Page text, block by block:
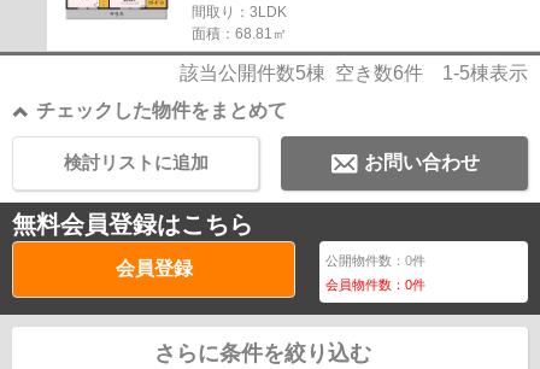
間取り：3LDK
面積：68.81㎡
該当公開件数5棟 空き数6件 1-5棟表示
チェックした物件をまとめて
お問い合わせ
検討リストに追加
無料会員登録はこちら
会員登録 公開物件数：0件
会員物件数：0件
さらに条件を絞り込む